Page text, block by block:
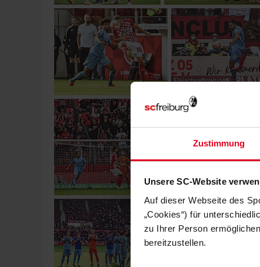
Zustimmung
Unsere SC-Website
Auf dieser Webseite des
„Cookies“) für
zu Ihrer Person
bereitzustellen.